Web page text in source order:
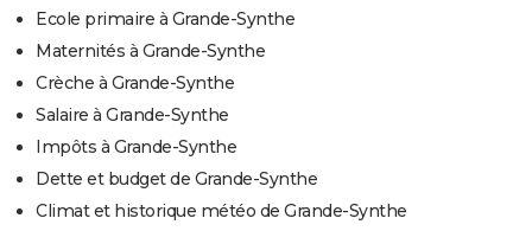
Ecole primaire à Grande-Synthe
Maternités à Grande-Synthe
Crèche à Grande-Synthe
Salaire à Grande-Synthe
Impôts à Grande-Synthe
Dette et budget de Grande-Synthe
Climat et historique météo de Grande-Synthe